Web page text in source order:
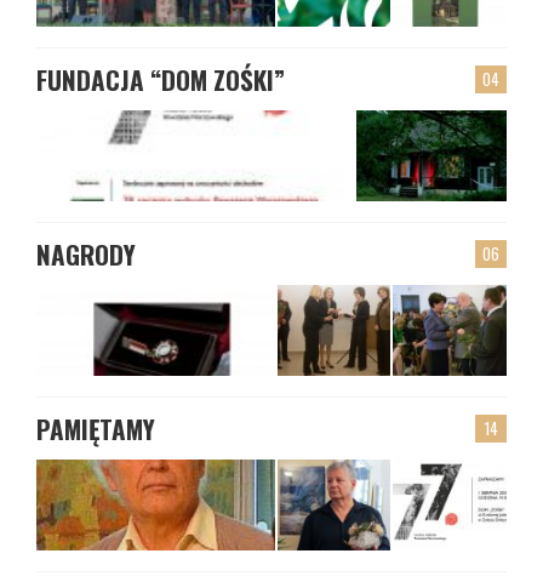
04
FUNDACJA “DOM ZOŚKI”
06
NAGRODY
14
PAMIĘTAMY